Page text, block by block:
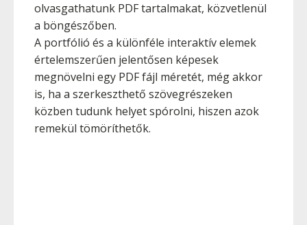
olvasgathatunk PDF tartalmakat, közvetlenül
a böngészőben.
A portfólió és a különféle interaktív elemek
értelemszerűen jelentősen képesek
megnövelni egy PDF fájl méretét, még akkor
is, ha a szerkeszthető szövegrészeken
közben tudunk helyet spórolni, hiszen azok
remekül tömöríthetők.